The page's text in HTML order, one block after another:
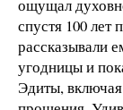
ощущал
спустя 100
рассказывали
угодницы и
Эдиты,